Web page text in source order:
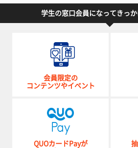
学生の窓口会員になってきっか
会員限定の
コンテンツやイベント
QUOカードPayが